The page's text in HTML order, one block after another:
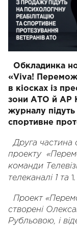
Обкладинка
«Viva!
в кіосках із
зони АТО й АР
журналу підуть
спортивне
Друга частина
проекту
команди
телеканалі 1 та 1.
Проект
створені
Рубльовою, і